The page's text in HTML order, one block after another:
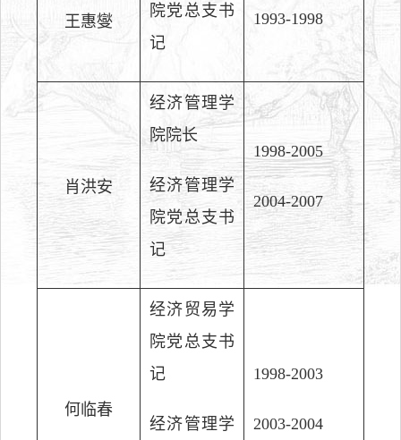
王惠燮
院党总支书
记
1993-1998
肖洪安
经济管理学
院院长
经济管理学
院党总支书
记
1998-2005
2004-2007
何临春
经济贸易学
院党总支书
记
经济管理学
1998-2003
2003-2004